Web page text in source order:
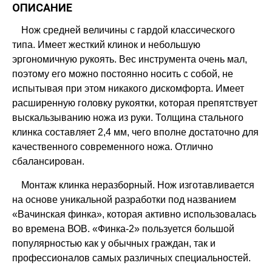
ОПИСАНИЕ
Нож средней величины с гардой классического
типа. Имеет жесткий клинок и небольшую
эргономичную рукоять. Вес инструмента очень мал,
поэтому его можно постоянно носить с собой, не
испытывая при этом никакого дискомфорта. Имеет
расширенную головку рукоятки, которая препятствует
выскальзыванию ножа из руки. Толщина стального
клинка составляет 2,4 мм, чего вполне достаточно для
качественного современного ножа. Отлично
сбалансирован.
Монтаж клинка неразборный. Нож изготавливается
на основе уникальной разработки под названием
«Вачинская финка», которая активно использовалась
во времена ВОВ. «Финка-2» пользуется большой
популярностью как у обычных граждан, так и
профессионалов самых различных специальностей.